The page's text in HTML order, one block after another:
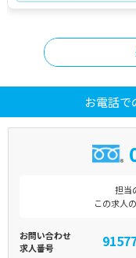
お電話で
担当
この求人
お問い合わせ
求人番号